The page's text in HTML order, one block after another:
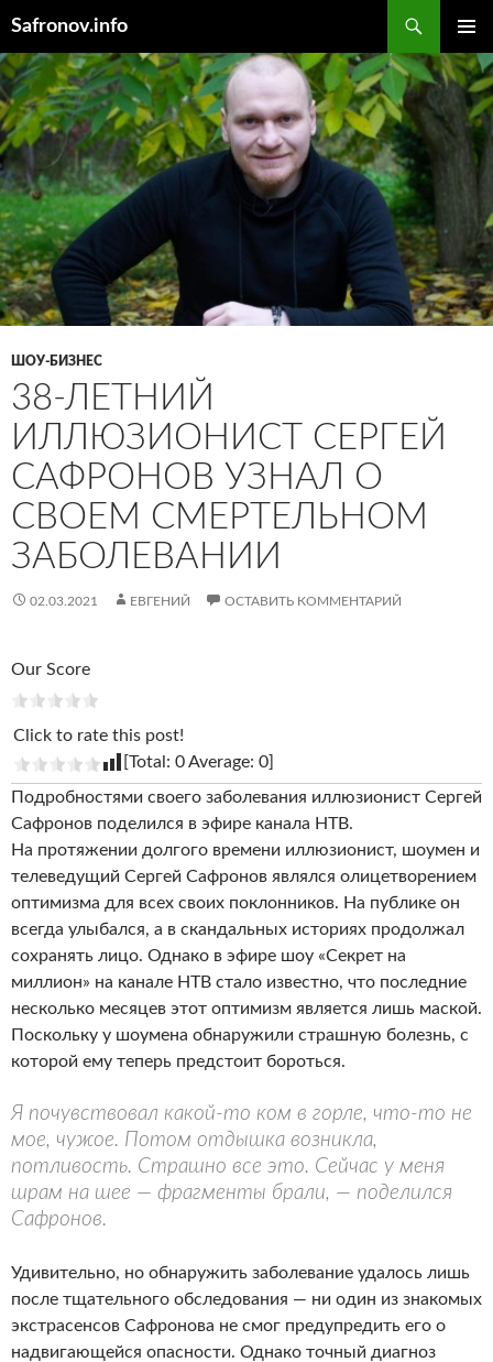
Safronov.info
МЕНЮ
К
СОДЕРЖИМОМУ
ШОУ-БИЗНЕС
38-ЛЕТНИЙ
ИЛЛЮЗИОНИСТ СЕРГЕЙ
САФРОНОВ УЗНАЛ О
СВОЕМ СМЕРТЕЛЬНОМ
ЗАБОЛЕВАНИИ
02.03.2021 ЕВГЕНИЙ ОСТАВИТЬ КОММЕНТАРИЙ
Our Score
Click to rate this post!
[Total: 0Average: 0]
Подробностями своего заболевания иллюзионист Сергей
Сафронов поделился в эфире канала НТВ.
На протяжении долгого времени иллюзионист, шоумен и
телеведущий Сергей Сафронов являлся олицетворением
оптимизма для всех своих поклонников. На публике он
всегда улыбался, а в скандальных историях продолжал
сохранять лицо. Однако в эфире шоу «Секрет на
миллион» на канале НТВ стало известно, что последние
несколько месяцев этот оптимизм является лишь маской.
Поскольку у шоумена обнаружили страшную болезнь, с
которой ему теперь предстоит бороться.
Я почувствовал какой-то ком в горле, что-то не
мое, чужое. Потом отдышка возникла,
потливость. Страшно все это. Сейчас у меня
шрам на шее — фрагменты брали, — поделился
Сафронов.
Удивительно, но обнаружить заболевание удалось лишь
после тщательного обследования — ни один из знакомых
экстрасенсов Сафронова не смог предупредить его о
надвигающейся опасности. Однако точный диагноз